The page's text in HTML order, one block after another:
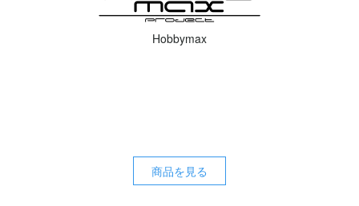
Hobbymax
商品を見る